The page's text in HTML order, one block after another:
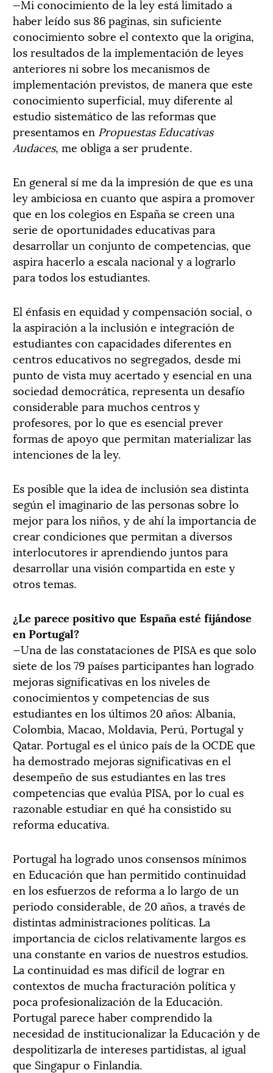
—Mi conocimiento de la ley está limitado a
haber leído sus 86 paginas, sin suficiente
conocimiento sobre el contexto que la origina,
los resultados de la implementación de leyes
anteriores ni sobre los mecanismos de
implementación previstos, de manera que este
conocimiento superficial, muy diferente al
estudio sistemático de las reformas que
presentamos en Propuestas Educativas
Audaces, me obliga a ser prudente.
En general sí me da la impresión de que es una
ley ambiciosa en cuanto que aspira a promover
que en los colegios en España se creen una
serie de oportunidades educativas para
desarrollar un conjunto de competencias, que
aspira hacerlo a escala nacional y a lograrlo
para todos los estudiantes.
El énfasis en equidad y compensación social, o
la aspiración a la inclusión e integración de
estudiantes con capacidades diferentes en
centros educativos no segregados, desde mi
punto de vista muy acertado y esencial en una
sociedad democrática, representa un desafío
considerable para muchos centros y
profesores, por lo que es esencial prever
formas de apoyo que permitan materializar las
intenciones de la ley.
Es posible que la idea de inclusión sea distinta
según el imaginario de las personas sobre lo
mejor para los niños, y de ahí la importancia de
crear condiciones que permitan a diversos
interlocutores ir aprendiendo juntos para
desarrollar una visión compartida en este y
otros temas.
¿Le parece positivo que España esté fijándose
en Portugal?
—Una de las constataciones de PISA es que solo
siete de los 79 países participantes han logrado
mejoras significativas en los niveles de
conocimientos y competencias de sus
estudiantes en los últimos 20 años: Albania,
Colombia, Macao, Moldavia, Perú, Portugal y
Qatar. Portugal es el único país de la OCDE que
ha demostrado mejoras significativas en el
desempeño de sus estudiantes en las tres
competencias que evalúa PISA, por lo cual es
razonable estudiar en qué ha consistido su
reforma educativa.
Portugal ha logrado unos consensos mínimos
en Educación que han permitido continuidad
en los esfuerzos de reforma a lo largo de un
periodo considerable, de 20 años, a través de
distintas administraciones políticas. La
importancia de ciclos relativamente largos es
una constante en varios de nuestros estudios.
La continuidad es mas difícil de lograr en
contextos de mucha fracturación política y
poca profesionalización de la Educación.
Portugal parece haber comprendido la
necesidad de institucionalizar la Educación y de
despolitizarla de intereses partidistas, al igual
que Singapur o Finlandia.